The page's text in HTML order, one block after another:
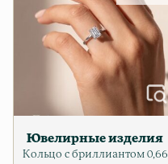
Ювелирные изделия
Кольцо с бриллиантом 0,66